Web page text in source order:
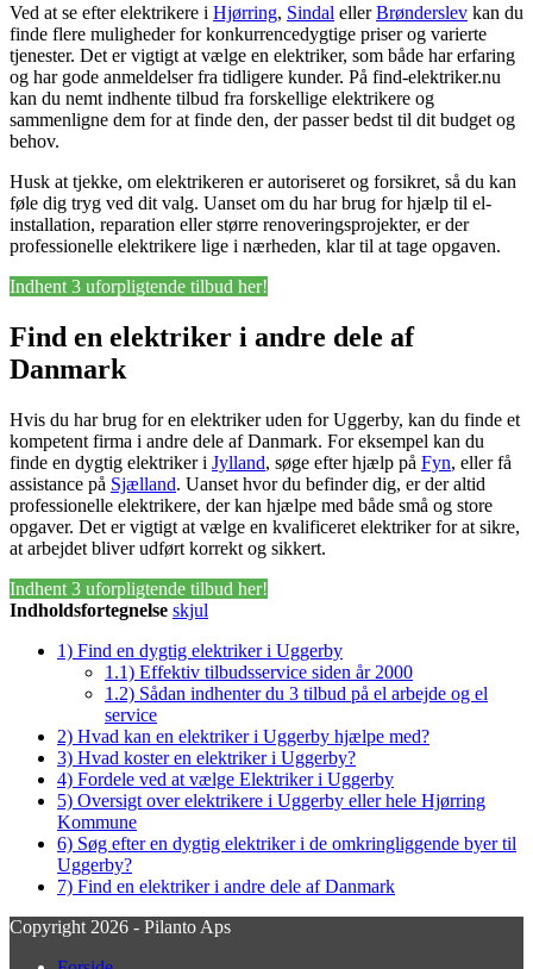
Ved at se efter elektrikere i Hjørring, Sindal ellerBrønderslev kan du
finde flere muligheder for konkurrencedygtige priser og varierte
tjenester. Det er vigtigt at vælge en elektriker, som både har erfaring
og har gode anmeldelser fra tidligere kunder. På find-elektriker.nu
kan du nemt indhente tilbud fra forskellige elektrikere og
sammenligne dem for at finde den, der passer bedst til dit budget og
behov.
Husk at tjekke, om elektrikeren er autoriseret og forsikret, så du kan
føle dig tryg ved dit valg. Uanset om du har brug for hjælp til el-
installation, reparation eller større renoveringsprojekter, er der
professionelle elektrikere lige i nærheden, klar til at tage opgaven.
Indhent 3 uforpligtende tilbud her!
Find en elektriker i andre dele af
Danmark
Hvis du har brug for en elektriker uden for Uggerby, kan du finde et
kompetent firma i andre dele af Danmark. For eksempel kan du
finde en dygtig elektriker i Jylland, søge efter hjælp på Fyn, eller få
assistance på Sjælland. Uanset hvor du befinder dig, er der altid
professionelle elektrikere, der kan hjælpe med både små og store
opgaver. Det er vigtigt at vælge en kvalificeret elektriker for at sikre,
at arbejdet bliver udført korrekt og sikkert.
Indhent 3 uforpligtende tilbud her!
Indholdsfortegnelse skjul
1) Find en dygtig elektriker i Uggerby
1.1) Effektiv tilbudsservice siden år 2000
1.2) Sådan indhenter du 3 tilbud på el arbejde og el
service
2) Hvad kan en elektriker i Uggerby hjælpe med?
3) Hvad koster en elektriker i Uggerby?
4) Fordele ved at vælge Elektriker i Uggerby
5) Oversigt over elektrikere i Uggerby eller hele Hjørring
Kommune
6) Søg efter en dygtig elektriker i de omkringliggende byer til
Uggerby?
7) Find en elektriker i andre dele af Danmark
Copyright 2026 - Pilanto Aps